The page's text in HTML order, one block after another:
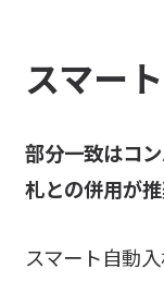
スマー
部分一致はコ
札との併用が
スマート自動